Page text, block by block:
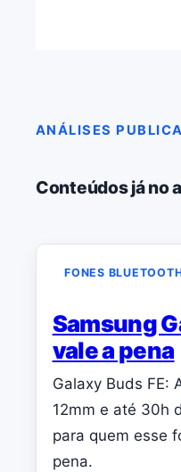
ANÁLISES
Conteúdos já no
FONES
Samsung
vale a pena
Galaxy Buds FE:
12mm e até 30h
para quem esse
pena.